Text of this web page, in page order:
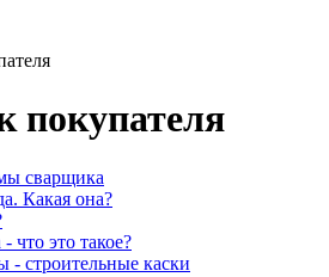
покупателя
сварщика
Какая она?
что это такое?
- строительные каски